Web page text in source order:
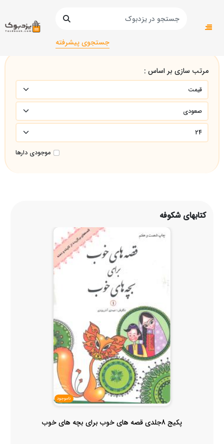
جستجوی پیشرفته
صفحه اصلی
مرتب سازی بر اساس :
موجودی دارها
کتابهای شکوفه
ناموجود
پکیج 8جلدی قصه های خوب برای بچه های خوب